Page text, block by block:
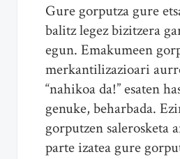
Gure gorputza gure
balitz legez bizitzera
egun. Emakumeen
merkantilizazioari
“nahikoa da!” esaten
genuke, beharbada.
gorputzen salerosketa
parte izatea gure